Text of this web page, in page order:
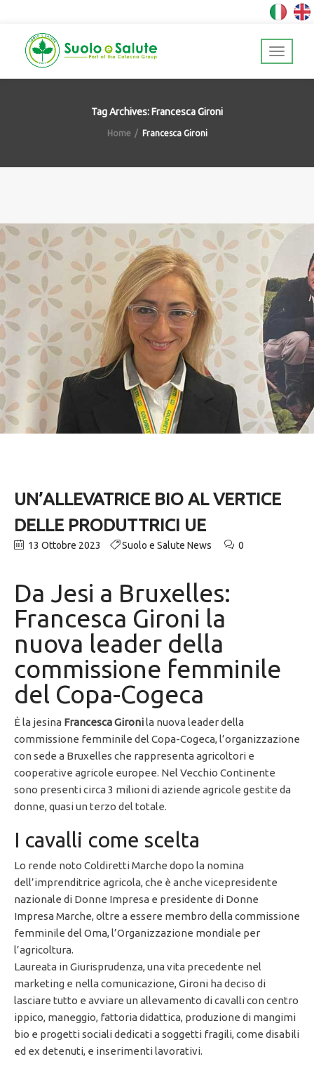
Tag Archives: Francesca Gironi
Home Francesca Gironi
UN’ALLEVATRICE BIO AL VERTICE
DELLE PRODUTTRICI UE
13 Ottobre 2023 Suolo e Salute News 0
Da Jesi a Bruxelles:
Francesca Gironi la
nuova leader della
commissione femminile
del Copa-Cogeca
È la jesina Francesca Gironila nuova leader della
commissione femminile del Copa-Cogeca, l’organizzazione
con sede a Bruxelles che rappresenta agricoltori e
cooperative agricole europee. Nel Vecchio Continente
sono presenti circa 3 milioni di aziende agricole gestite da
donne, quasi un terzo del totale.
I cavalli come scelta
Lo rende noto Coldiretti Marche dopo la nomina
dell’imprenditrice agricola, che è anche vicepresidente
nazionale di Donne Impresa e presidente di Donne
Impresa Marche, oltre a essere membro della commissione
femminile del Oma, l’Organizzazione mondiale per
l’agricoltura.
Laureata in Giurisprudenza, una vita precedente nel
marketing e nella comunicazione, Gironi ha deciso di
lasciare tutto e avviare un allevamento di cavalli con centro
ippico, maneggio, fattoria didattica, produzione di mangimi
bio e progetti sociali dedicati a soggetti fragili, come disabili
ed ex detenuti, e inserimenti lavorativi.